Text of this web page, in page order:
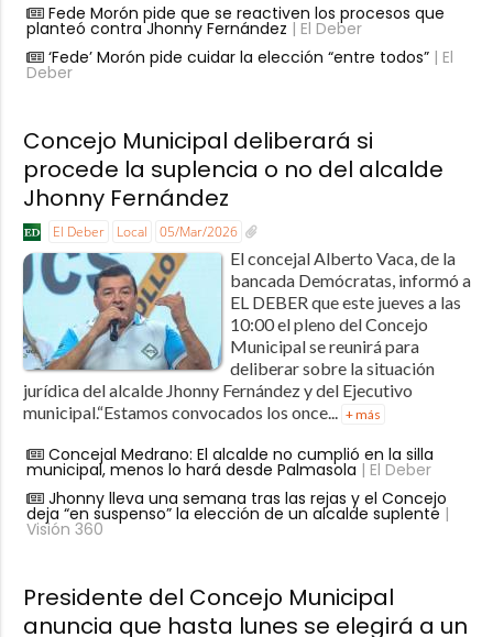
Fede Morón pide que se reactiven los procesos que
planteó contra Jhonny Fernández | El Deber
‘Fede’ Morón pide cuidar la elección “entre todos”| El
Deber
Concejo Municipal deliberará si
procede la suplencia o no del alcalde
Jhonny Fernández
El Deber Local 05/Mar/2026
El concejal Alberto Vaca, de la
bancada Demócratas, informó a
EL DEBER que este jueves a las
10:00 el pleno del Concejo
Municipal se reunirá para
deliberar sobre la situación
jurídica del alcalde Jhonny Fernández y del Ejecutivo
municipal.“Estamos convocados los once...
+ más
Concejal Medrano: El alcalde no cumplió en la silla
municipal, menos lo hará desde Palmasola | El Deber
Jhonny lleva una semana tras las rejas y el Concejo
deja “en suspenso” la elección de un alcalde suplente |
Visión 360
Presidente del Concejo Municipal
anuncia que hasta lunes se elegirá a un